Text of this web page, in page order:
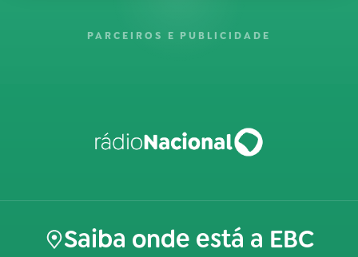
PARCEIROS E PUBLICIDADE
Saiba onde está a EBC